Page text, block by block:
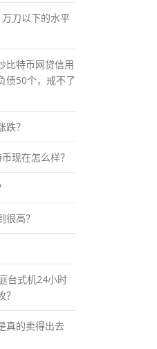
刀以下的水平
比特币网贷信用
债50个，戒不了
？
现在怎么样？
很高？
台式机24小时
真的卖得出去